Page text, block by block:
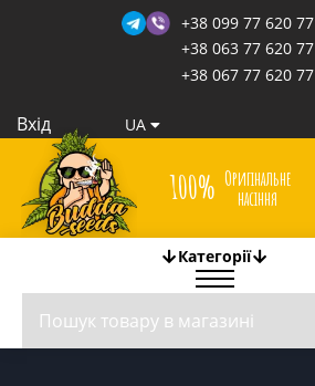
+38 099 77 620 77
+38 063 77 620 77
+38 067 77 620 77
Вхід UA
100% Оригінальне
насіння
Категорії